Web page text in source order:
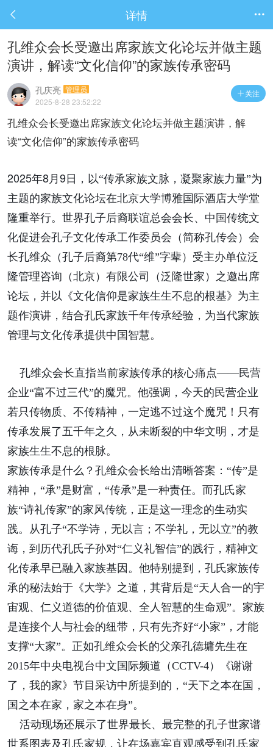
 详情 
孔维众会长受邀出席家族文化论坛并做主题
演讲，解读“文化信仰”的家族传承密码
 关注
孔庆亮 管理员
2025-8-28 23:52:22
孔维众会长受邀出席家族文化论坛并做主题演讲，解
读“文化信仰”的家族传承密码
2025年8月 9 日，以“传承家族文脉，凝聚家族力量”为
主题的家族文化论坛在北京大学博雅国际酒店大学堂
隆重举行。世界孔子后裔联谊总会会长、中国传统文
化促进会孔子文化传承工作委员会（简称孔传会 ）会
长孔维众（孔子后裔第78代“维”字辈）受主办单位泛
隆管理咨询（北京）有限公司（泛隆世家）之邀出席
论坛，并以《文化信仰是家族生生不息的根基》为主
题作演讲，结合孔氏家族千年传承经验，为当代家族
管理与文化传承提供中国智慧。
孔维众会长直指当前家族传承的核心痛点——民营
企业“富不过三代”的魔咒。他强调，今天的民营企业
若只传物质、不传精神，一定逃不过这个魔咒！只有
传承发展了五千年之久，从未断裂的中华文明，才是
家族生生不息的根脉。
家族传承是什么？孔维众会长给出清晰答案：“传”是
精神，“承”是财富，“传承”是一种责任。而孔氏家
族“诗礼传家”的家风传统，正是这一理念的生动实
践。从孔子“不学诗，无以言；不学礼，无以立”的教
诲，到历代孔氏子孙对“仁义礼智信”的践行，精神文
化传承早已融入家族基因。他特别提到，孔氏家族传
承的秘法始于《大学》之道，其背后是“天人合一的宇
宙观、仁义道德的价值观、全人智慧的生命观”。家族
是连接个人与社会的纽带，只有先齐好“小家”，才能
支撑“大家”。正如孔维众会长的父亲孔德墉先生在
2015年中央电视台中文国际频道（CCTV-4）《谢谢
了，我的家》节目采访中所提到的，“天下之本在国，
国之本在家，家之本在身”。
活动现场还展示了世界最长、最完整的孔子世家谱
世系图表及孔氏家规，让在场嘉宾直观感受到孔氏家